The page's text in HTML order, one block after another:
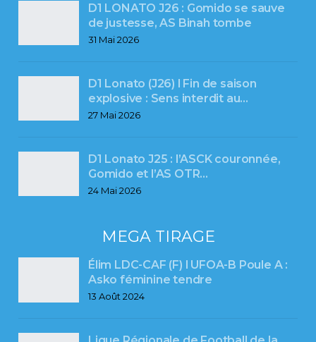
D1 LONATO J26 : Gomido se sauve
de justesse, AS Binah tombe
31 Mai 2026
D1 Lonato (J26) l Fin de saison
explosive : Sens interdit au…
27 Mai 2026
D1 Lonato J25 : l’ASCK couronnée,
Gomido et l’AS OTR…
24 Mai 2026
MEGA TIRAGE
Élim LDC-CAF (F) l UFOA-B Poule A :
Asko féminine tendre
13 Août 2024